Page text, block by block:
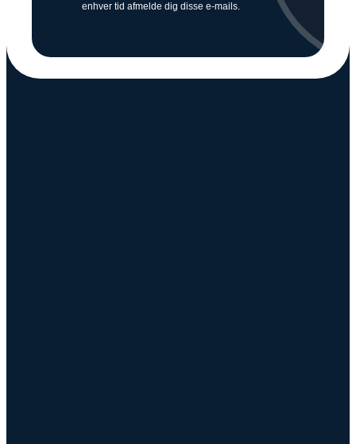
enhver tid afmelde dig disse e-mails.